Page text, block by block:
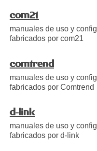
com21
manuales de uso y
fabricados por com21
comtrend
manuales de uso y
fabricados por Comtrend
d-link
manuales de uso y
fabricados por d-link